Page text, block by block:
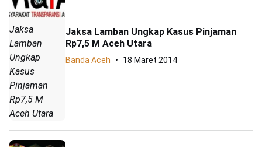
Jaksa
Lamban
Ungkap
Kasus
Pinjaman
Rp7,5 M
Aceh Utara
Jaksa Lamban Ungkap Kasus Pinjaman
Rp7,5 M Aceh Utara
Banda Aceh 18 Maret 2014